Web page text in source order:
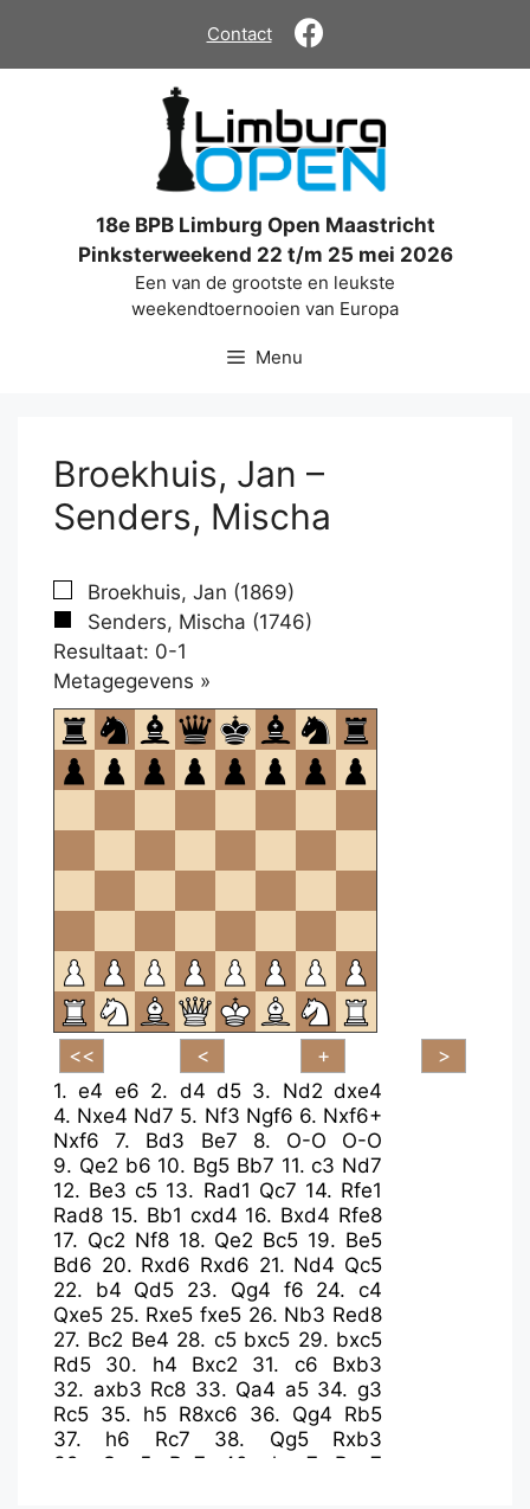
de
Contact
18e BPB Limburg Open Maastricht
Pinksterweekend 22 t/m 25 mei 2026
Een van de grootste en leukste
weekendtoernooien van Europa
Menu
Broekhuis, Jan –
Senders, Mischa
Broekhuis, Jan (1869)
Senders, Mischa (1746)
Resultaat: 0-1
Metagegevens »
om
te
openen.
1.e4 e6 2. d4 d5 3. Nd2 dxe4
4. Nxe4 Nd7 5. Nf3 Ngf6 6. Nxf6+
Nxf6
7. Bd3 Be7 8. O-O
O-O
9. Qe2 b6 10. Bg5 Bb7 11.c3 Nd7
12. Be3 c5 13. Rad1 Qc7 14. Rfe1
Rad8 15. Bb1 cxd4 16. Bxd4 Rfe8
17. Qc2 Nf8 18. Qe2 Bc5 19. Be5
Bd6 20. Rxd6 Rxd6 21. Nd4 Qc5
22. b4 Qd5 23. Qg4 f6 24.c4
Qxe5 25. Rxe5 fxe5 26. Nb3 Red8
27. Bc2 Be4 28. c5 bxc5 29. bxc5
Rd5
30. h4 Bxc2 31. c6
Bxb3
32. axb3 Rc8 33. Qa4 a5 34.g3
Rc5 35. h5 R8xc6 36. Qg4 Rb5
37. h6 Rc7 38. Qg5
Rxb3
39.
Qxe5 Ra7 40. hxg7
Rxg7